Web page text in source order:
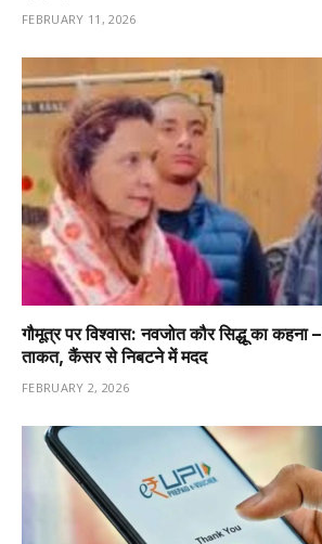
FEBRUARY 11, 2026
गौमूत्र पर विश्वास: नवजोत कौर सिद्धू का कहना
ताकत, कैंसर से निबटने में मदद
FEBRUARY 2, 2026